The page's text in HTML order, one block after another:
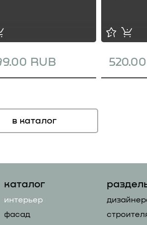
RUB
в каталог
каталог
интерьер
фасад